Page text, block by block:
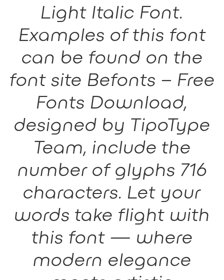
Light Italic Font.
Examples of this font
can be found on the
font site Befonts – Free
Fonts Download,
designed by TipoType
Team, include the
number of glyphs 716
characters. Let your
words take flight with
this font — where
modern elegance